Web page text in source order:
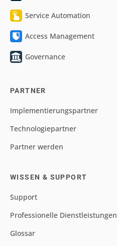
Service Automation
Access Management
Governance
PARTNER
Implementierungspartner
Technologiepartner
Partner werden
WISSEN & SUPPORT
Support
Professionelle Dienstleistungen
Glossar